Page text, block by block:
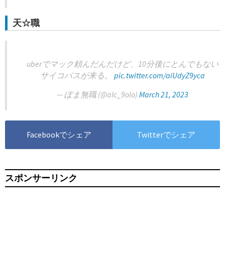
天☆職
uberでマック頼んだんだけど、10分後にとんでもない
サイコパスが来る。 pic.twitter.com/aiUdyZ9yca
— ぽま無職 (@alc_9olo) March 21, 2023
Facebookでシェア Twitterでシェア
スポンサーリンク